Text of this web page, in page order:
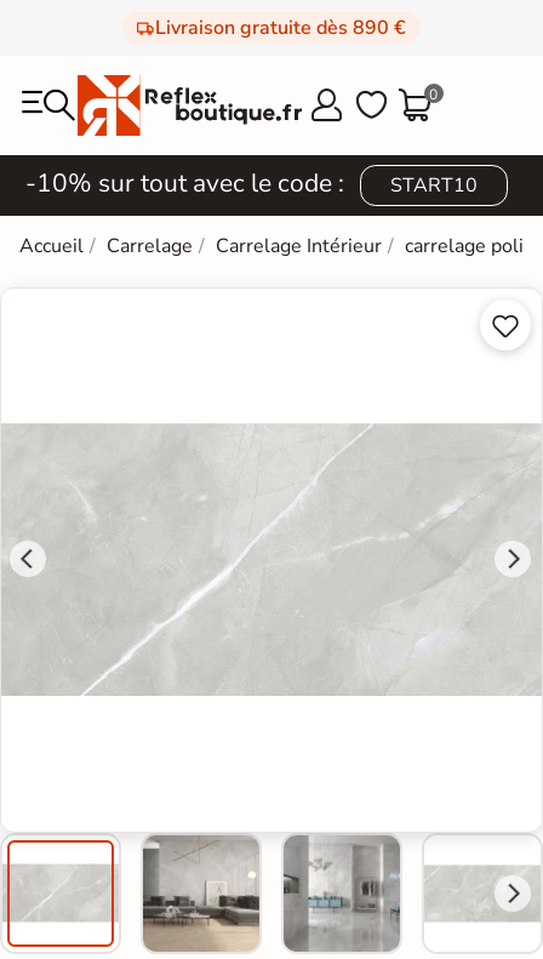
Livraison gratuite dès 890 €
  0
-10% sur tout avec le code : START10
Accueil Carrelage Carrelage Intérieur carrelage poli

